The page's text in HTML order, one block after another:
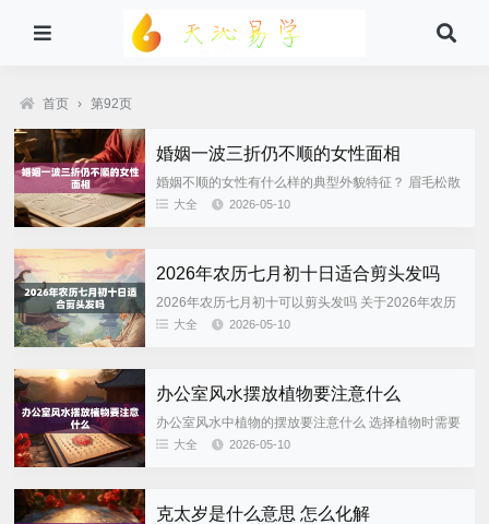
首页 › 第92页
婚姻一波三折仍不顺的女性面相
婚姻不顺的女性有什么样的典型外貌特征？ 眉毛松散
或者断开 眉毛在面相中代表感情、人际关系。如果眉
大全 2026-05-10
2026年农历七月初十日适合剪头发吗
2026年农历七月初十可以剪头发吗 关于2026年农历
七月初十是否可以剪头发，人们除了想知道一个简单
大全 2026-05-10
办公室风水摆放植物要注意什么
办公室风水中植物的摆放要注意什么 选择植物时需要
注意什么 根据办公室的光照条件来选择植物 办公室
大全 2026-05-10
克太岁是什么意思 怎么化解